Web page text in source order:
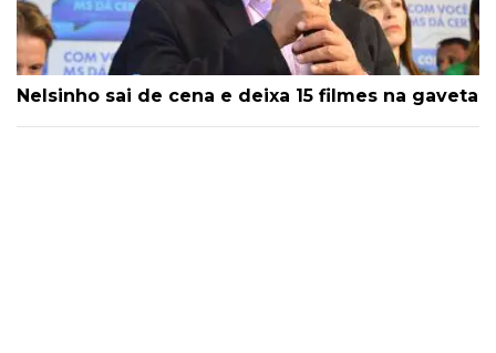
Nelsinho sai de cena e deixa 15 filmes na gaveta